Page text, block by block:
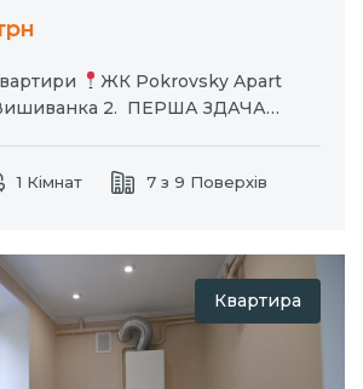
ЖК Pokrovsky Apart
2. ПЕРША ЗДАЧА
світла спальня з різним
1 Кімнат 7 з 9 Поверхів
Квартира